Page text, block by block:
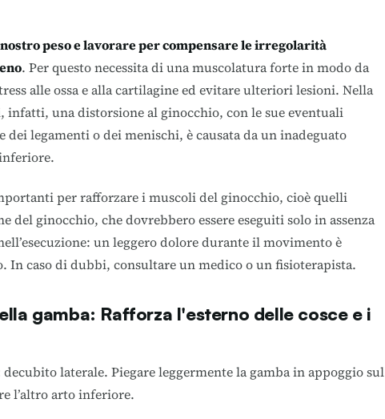
peso e lavorare per compensare le irregolarità
. Per questo necessita di una muscolatura forte in modo da
alle ossa e alla cartilagine ed evitare ulteriori lesioni. Nella
infatti, una distorsione al ginocchio, con le sue eventuali
dei legamenti o dei menischi, è causata da un inadeguato
per rafforzare i muscoli del ginocchio, cioè quelli
del ginocchio, che dovrebbero essere eseguiti solo in assenza
un leggero dolore durante il movimento è
In caso di dubbi, consultare un medico o un fisioterapista.
gamba: Rafforza l'esterno delle cosce e i
laterale. Piegare leggermente la gamba in appoggio sul
l’altro arto inferiore.